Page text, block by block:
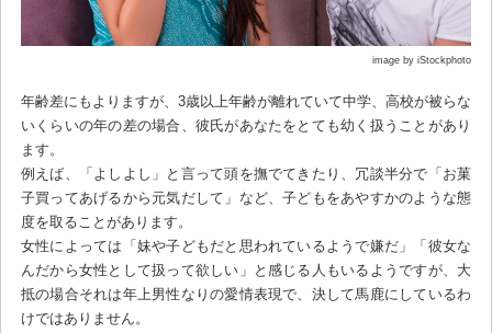
image by iStockphoto
年齢差にもよりますが、3歳以上年齢が離れていて中学、高校が被らな
いくらいの年の差の場合、彼氏があなたをとても幼く扱うことがあり
ます。
例えば、「よしよし」と言って頭を撫でてきたり、冗談半分で「お菓
子買ってあげるから元気だして」など、子どもをあやすかのような態
度を取ることがあります。
女性によっては「妹や子どもだと思われているようで嫌だ」「彼女な
んだから女性として扱って欲しい」と感じる人もいるようですが、大
抵の場合それは年上男性なりの愛情表現で、決して馬鹿にしているわ
けではありません。